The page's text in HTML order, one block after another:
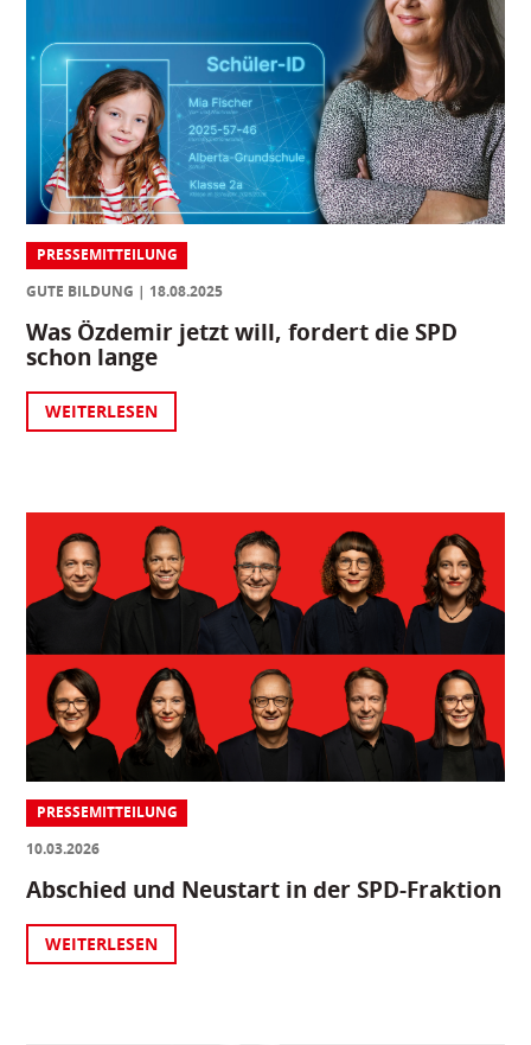
PRESSEMITTEILUNG
GUTE BILDUNG
18.08.2025
Was Özdemir jetzt will, fordert die SPD
schon lange
WEITERLESEN
PRESSEMITTEILUNG
10.03.2026
Abschied und Neustart in der SPD-Fraktion
WEITERLESEN